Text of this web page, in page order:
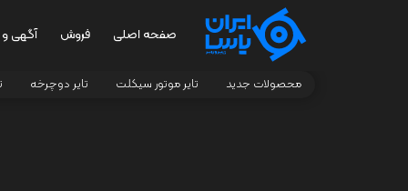
صفحه اصلی فروش آگهی
محصولات جدید تایر موتور سیکلت تایر دوچرخه